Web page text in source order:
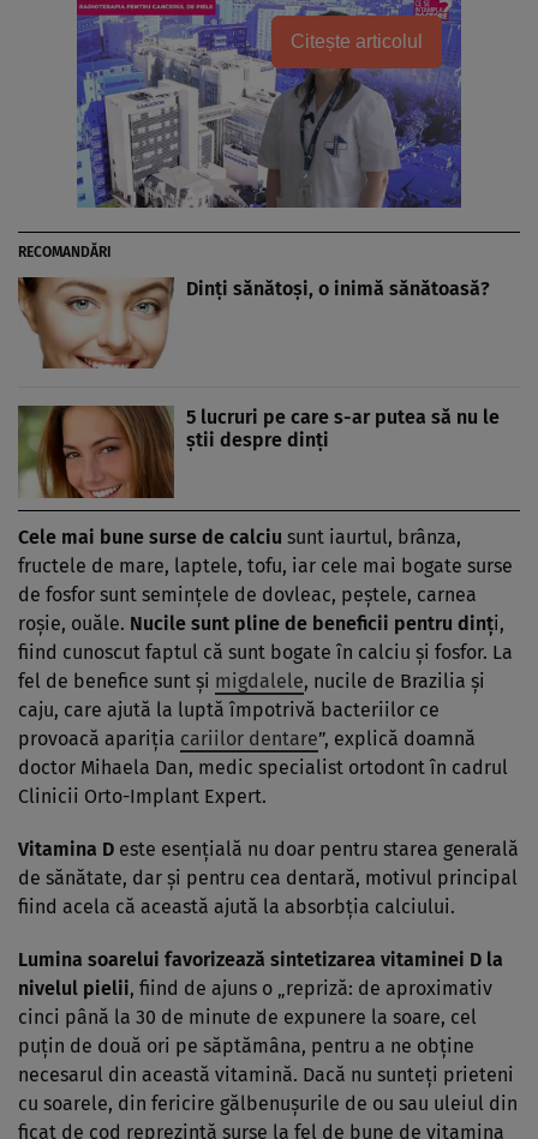
Citește articolul
RECOMANDĂRI
Dinţi sănătoşi, o inimă sănătoasă?
5 lucruri pe care s-ar putea să nu le
ştii despre dinţi
Cele mai bune surse de calciu sunt iaurtul, brânza,
fructele de mare, laptele, tofu, iar cele mai bogate surse
de fosfor sunt seminţele de dovleac, peştele, carnea
roşie, ouăle. Nucile sunt pline de beneficii pentru dinţi,
fiind cunoscut faptul că sunt bogate în calciu şi fosfor. La
fel de benefice sunt şi migdalele, nucile de Brazilia şi
caju, care ajută la luptă împotrivă bacteriilor ce
provoacă apariţia cariilor dentare”, explică doamnă
doctor Mihaela Dan, medic specialist ortodont în cadrul
Clinicii Orto-Implant Expert.
Vitamina D este esenţială nu doar pentru starea generală
de sănătate, dar şi pentru cea dentară, motivul principal
fiind acela că această ajută la absorbţia calciului.
Lumina soarelui favorizează sintetizarea vitaminei D la
nivelul pielii, fiind de ajuns o „repriză: de aproximativ
cinci până la 30 de minute de expunere la soare, cel
puţin de două ori pe săptămâna, pentru a ne obţine
necesarul din această vitamină. Dacă nu sunteţi prieteni
cu soarele, din fericire gălbenuşurile de ou sau uleiul din
ficat de cod reprezintă surse la fel de bune de vitamina